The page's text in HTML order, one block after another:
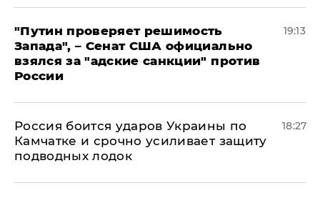
"Путин проверяет решимость
Запада", – Сенат США официально
взялся за "адские санкции" против
России
19:13
Россия боится ударов Украины по
Камчатке и срочно усиливает защиту
подводных лодок
18:27